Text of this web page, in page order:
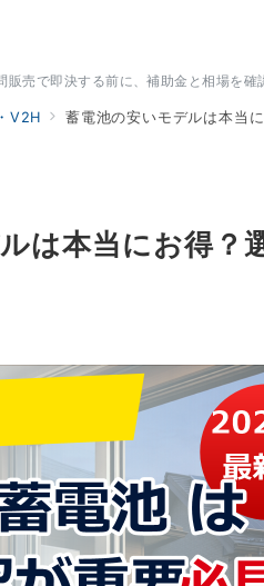
売で即決する前に、補助金と相場を確
V2H 蓄電池の安いモデルは本当
は本当にお得？